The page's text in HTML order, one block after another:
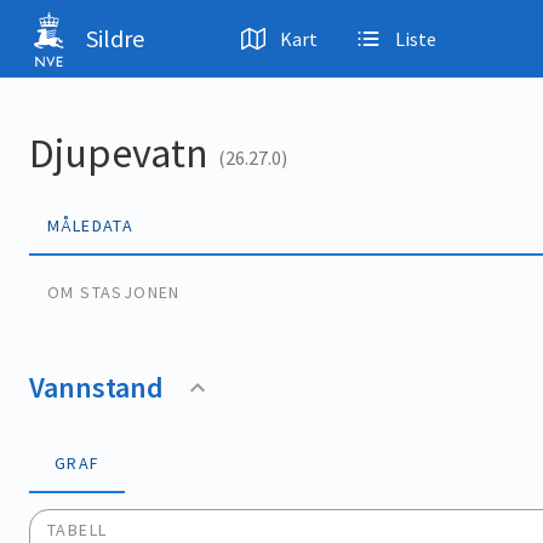
Hopp til hovedinnhold
Sildre Kart Liste
Djupevatn (26.27.0)
MÅLEDATA
OM STASJONEN
Vannstand
GRAF
TABELL